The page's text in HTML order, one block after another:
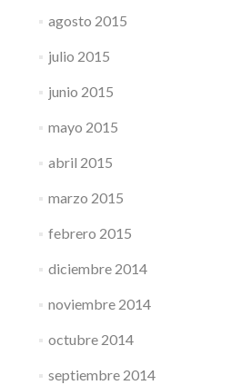
agosto 2015
julio 2015
junio 2015
mayo 2015
abril 2015
marzo 2015
febrero 2015
diciembre 2014
noviembre 2014
octubre 2014
septiembre 2014